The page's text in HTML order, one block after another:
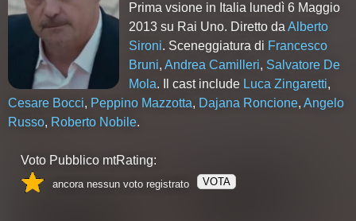
Prima vsione in Italia lunedì 6 Maggio
2013 su Rai Uno. Diretto daAlberto
Sironi. Sceneggiatura di Francesco
Bruni,Andrea Camilleri, Salvatore De
Mola. Il cast include Luca Zingaretti,
Cesare Bocci, Peppino Mazzotta, Dajana Roncione, Angelo
Russo, Roberto Nobile.
Voto Pubblico mtRating:
ancora nessun voto registrato VOTA